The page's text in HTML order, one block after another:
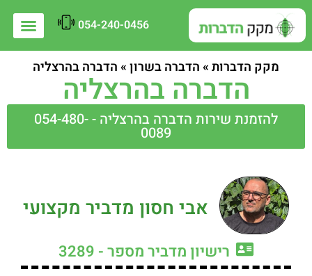
054-240-0456
מקק הדברות»הדברה בשרון»הדברה בהרצליה
הדברה בהרצליה
להזמנת שירות הדברה בהרצליה - 054-480-
0089
אבי חסון מדביר מקצועי
רישיון מדביר מספר - 3289